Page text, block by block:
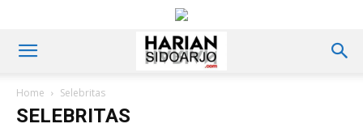
Home Selebritas
SELEBRITAS